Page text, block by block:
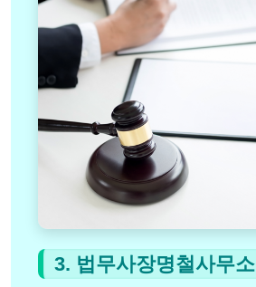
3. 법무사장명철사무소